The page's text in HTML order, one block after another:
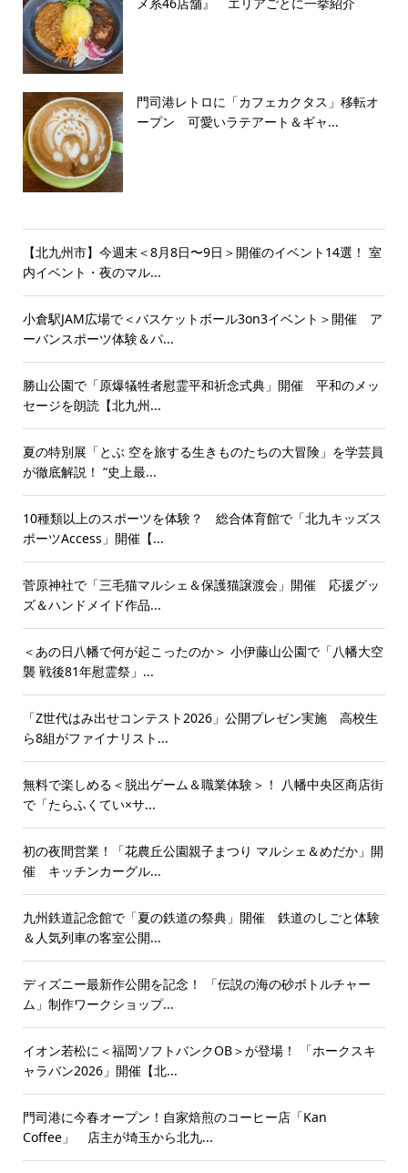
門司港レトロに「カフェカクタス」移転オ
ープン 可愛いラテアート＆ギャ...
【北九州市】今週末＜8月8日〜9日＞開催のイベント14選！ 室
内イベント・夜のマル...
小倉駅JAM広場で＜バスケットボール3on3イベント＞開催 ア
ーバンスポーツ体験＆パ...
勝山公園で「原爆犠牲者慰霊平和祈念式典」開催 平和のメッ
セージを朗読【北九州...
夏の特別展「とぶ 空を旅する生きものたちの大冒険」を学芸員
が徹底解説！ “史上最...
10種類以上のスポーツを体験？ 総合体育館で「北九キッズス
ポーツAccess」開催【...
菅原神社で「三毛猫マルシェ＆保護猫譲渡会」開催 応援グッ
ズ＆ハンドメイド作品...
＜あの日八幡で何が起こったのか＞ 小伊藤山公園で「八幡大空
襲 戦後81年慰霊祭」...
「Z世代はみ出せコンテスト2026」公開プレゼン実施 高校生
ら8組がファイナリスト...
無料で楽しめる＜脱出ゲーム＆職業体験＞！ 八幡中央区商店街
で「たらふくてい×サ...
初の夜間営業！「花農丘公園親子まつり マルシェ＆めだか」開
催 キッチンカーグル...
九州鉄道記念館で「夏の鉄道の祭典」開催 鉄道のしごと体験
＆人気列車の客室公開...
ディズニー最新作公開を記念！ 「伝説の海の砂ボトルチャー
ム」制作ワークショップ...
イオン若松に＜福岡ソフトバンクOB＞が登場！ 「ホークスキ
ャラバン2026」開催【北...
門司港に今春オープン！自家焙煎のコーヒー店「Kan
Coffee」 店主が埼玉から北九...